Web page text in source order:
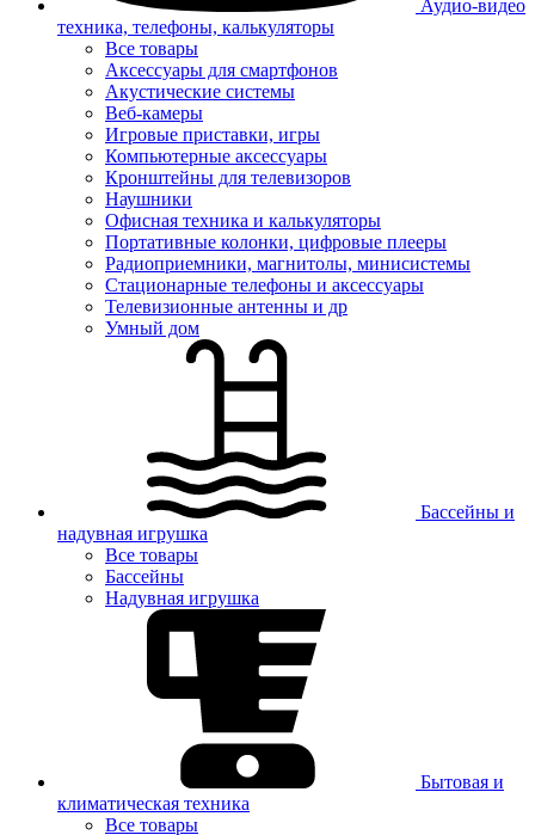
Аудио-видео
техника, телефоны, калькуляторы
Все товары
Аксессуары для смартфонов
Акустические системы
Веб-камеры
Игровые приставки, игры
Компьютерные аксессуары
Кронштейны для телевизоров
Наушники
Офисная техника и калькуляторы
Портативные колонки, цифровые плееры
Радиоприемники, магнитолы, минисистемы
Стационарные телефоны и аксессуары
Телевизионные антенны и др
Умный дом
Бассейны и
надувная игрушка
Все товары
Бассейны
Надувная игрушка
Бытовая и
климатическая техника
Все товары